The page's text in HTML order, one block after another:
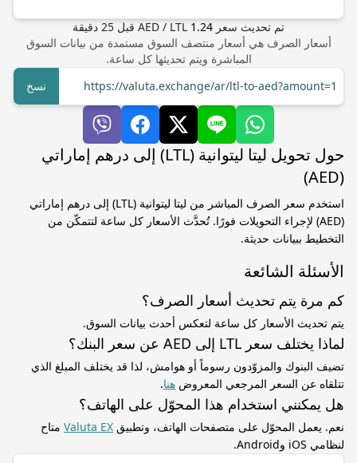
تم تحديث سعر AED / LTL 1.24 قبل 25 دقيقة
أسعار الصرف هي أسعار منتصف السوق مستمدة من بيانات السوق
المباشرة ويتم تحديثها كل ساعة.
https://valuta.exchange/ar/ltl-to-aed?amount=1
نسخ
حول تحويل ليتا ليتوانية (LTL) إلى درهم إماراتي
(AED)
استخدم سعر الصرف المباشر من ليتا ليتوانية (LTL) إلى درهم إماراتي
(AED) لإجراء التحويلات فورًا. تُحدَّث الأسعار كل ساعة لتتمكّن من
التخطيط ببيانات حديثة.
الأسئلة الشائعة
كم مرة يتم تحديث أسعار الصرف؟
يتم تحديث الأسعار كل ساعة لتعكس أحدث بيانات السوق.
لماذا يختلف سعر LTL إلى AED عن سعر البنك؟
تضيف البنوك والمزوّدون رسوماً أو هوامش، لذا قد يختلف المبلغ الذي
تتلقاه عن السعر المرجعي المعروض هنا.
هل يمكنني استخدام هذا المحوّل على الهاتف؟
نعم. يعمل المحوّل على متصفحات الهاتف، وتطبيق Valuta EX متاح
لنظامي iOS وAndroid.